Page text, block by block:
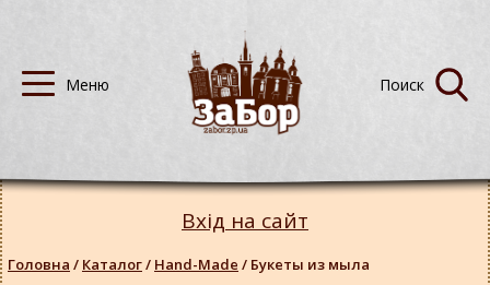
Вхід на сайт
Головна / Каталог/ Hand-Made / Букеты из мыла